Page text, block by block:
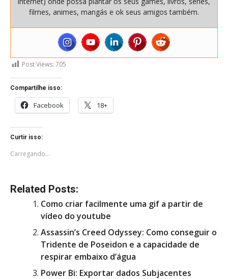
filmes, animes, mangás e ok seus amigos também.
Post Views: 705
Compartilhe isso:
Facebook 18+
Curtir isso:
Carregando...
Related Posts:
Como criar facilmente uma gif a partir de
vídeo do youtube
Assassin’s Creed Odyssey: Como conseguir o
Tridente de Poseidon e a capacidade de
respirar embaixo d’água
Power Bi: Exportar dados Subjacentes